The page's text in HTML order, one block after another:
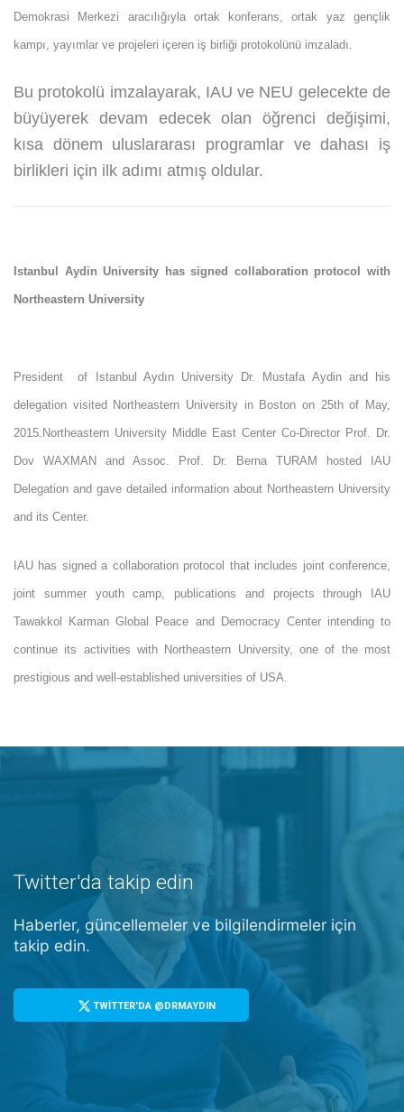
Demokrasi Merkezi aracılığıyla ortak konferans, ortak yaz gençlik
kampı, yayımlar ve projeleri içeren iş birliği protokolünü imzaladı.
Bu protokolü imzalayarak, IAU ve NEU gelecekte de
büyüyerek devam edecek olan öğrenci değişimi,
kısa dönem uluslararası programlar ve dahası iş
birlikleri için ilk adımı atmış oldular.
Istanbul Aydin University has signed collaboration protocol with
Northeastern University
President of Istanbul Aydın University Dr. Mustafa Aydin and his
delegation visited Northeastern University in Boston on 25th of May,
2015. Northeastern University Middle East Center Co-Director Prof. Dr.
Dov WAXMAN and Assoc. Prof. Dr. Berna TURAM hosted IAU
Delegation and gave detailed information about Northeastern University
and its Center.
IAU has signed a collaboration protocol that includes joint conference,
joint summer youth camp, publications and projects through IAU
Tawakkol Karman Global Peace and Democracy Center intending to
continue its activities with Northeastern University, one of the most
prestigious and well-established universities of USA.
Twitter'da takip edin
Haberler, güncellemeler ve bilgilendirmeler için
takip edin.
TWİTTER'DA @DRMAYDIN